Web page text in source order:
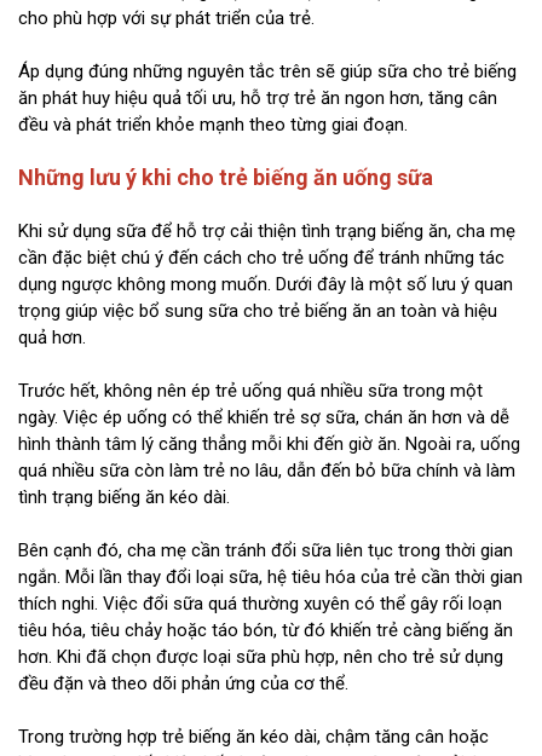
cho phù hợp với sự phát triển của trẻ.
Áp dụng đúng những nguyên tắc trên sẽ giúp sữa cho trẻ biếng
ăn phát huy hiệu quả tối ưu, hỗ trợ trẻ ăn ngon hơn, tăng cân
đều và phát triển khỏe mạnh theo từng giai đoạn.
Những lưu ý khi cho trẻ biếng ăn uống sữa
Khi sử dụng sữa để hỗ trợ cải thiện tình trạng biếng ăn, cha mẹ
cần đặc biệt chú ý đến cách cho trẻ uống để tránh những tác
dụng ngược không mong muốn. Dưới đây là một số lưu ý quan
trọng giúp việc bổ sung sữa cho trẻ biếng ăn an toàn và hiệu
quả hơn.
Trước hết, không nên ép trẻ uống quá nhiều sữa trong một
ngày. Việc ép uống có thể khiến trẻ sợ sữa, chán ăn hơn và dễ
hình thành tâm lý căng thẳng mỗi khi đến giờ ăn. Ngoài ra, uống
quá nhiều sữa còn làm trẻ no lâu, dẫn đến bỏ bữa chính và làm
tình trạng biếng ăn kéo dài.
Bên cạnh đó, cha mẹ cần tránh đổi sữa liên tục trong thời gian
ngắn. Mỗi lần thay đổi loại sữa, hệ tiêu hóa của trẻ cần thời gian
thích nghi. Việc đổi sữa quá thường xuyên có thể gây rối loạn
tiêu hóa, tiêu chảy hoặc táo bón, từ đó khiến trẻ càng biếng ăn
hơn. Khi đã chọn được loại sữa phù hợp, nên cho trẻ sử dụng
đều đặn và theo dõi phản ứng của cơ thể.
Trong trường hợp trẻ biếng ăn kéo dài, chậm tăng cân hoặc